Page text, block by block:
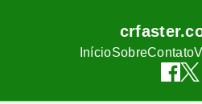
InícioSobreContato